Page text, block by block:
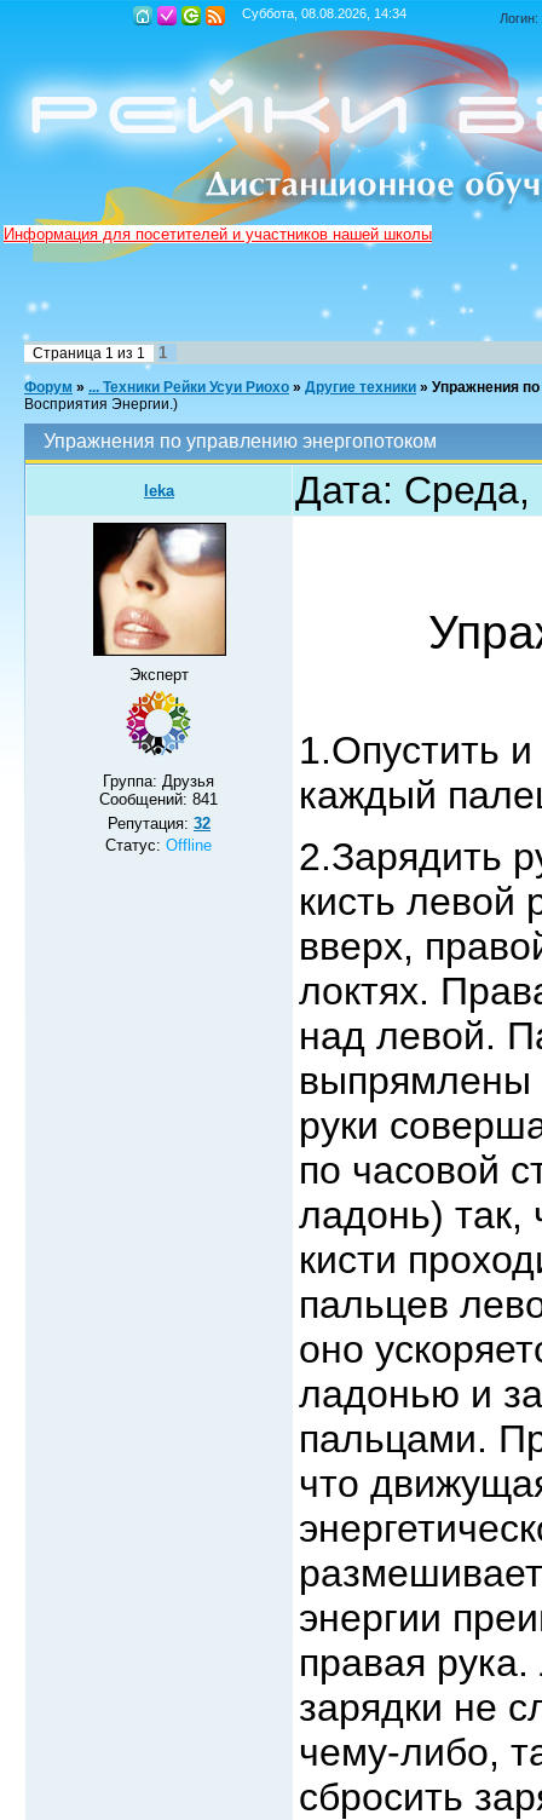
Суббота, 08.08.2026, 14:34 Логин:
Информация для посетителей и участников нашей школы
Страница 1 из 1 1
Форум » ... Техники Рейки Усуи Риохо » Другие техники » Упражнения
Восприятия Энергии.)
Упражнения по управлению энергопотоком
leka Дата:
Эксперт
Группа: Друзья
Сообщений:841
Репутация: 32
Статус:Offline
1.Опустить и
каждый
2.Зарядить
кисть левой
вверх,
локтях.
над левой.
выпрямлены
руки
по часовой
ладонь) так,
кисти
пальцев
оно
ладонью и
пальцами.
что
энергии
правая
зарядки не
чему-либо,
сбросить